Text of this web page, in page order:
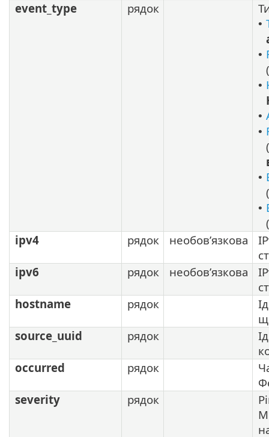
event_type
рядок
•
•
•
•
•
•
•
(
ipv4
рядок необов’язкова
ipv6
рядок необов’язкова
hostname
рядок
source_uuid
рядок
occurred
рядок
severity
рядок